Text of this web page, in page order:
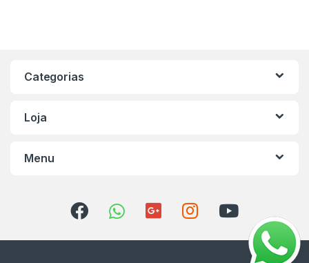
Categorias
Loja
Menu